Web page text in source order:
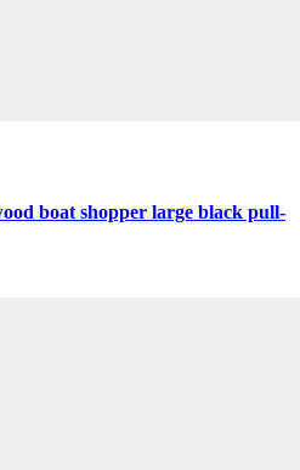
boat shopper large black pull-